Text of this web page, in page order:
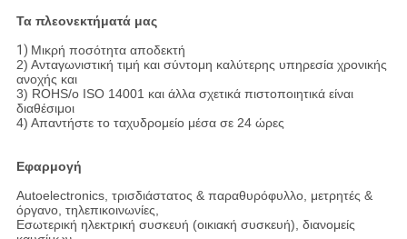
Τα πλεονεκτήματά μας
1) Μικρή ποσότητα αποδεκτή
2) Ανταγωνιστική τιμή και σύντομη καλύτερης υπηρεσία χρονικής
ανοχής και
3) ROHS/ο ISO 14001 και άλλα σχετικά πιστοποιητικά είναι
διαθέσιμοι
4) Απαντήστε το ταχυδρομείο μέσα σε 24 ώρες
Εφαρμογή
Autoelectronics, τρισδιάστατος & παραθυρόφυλλο, μετρητές &
όργανο, τηλεπικοινωνίες,
Εσωτερική ηλεκτρική συσκευή (οικιακή συσκευή), διανομείς